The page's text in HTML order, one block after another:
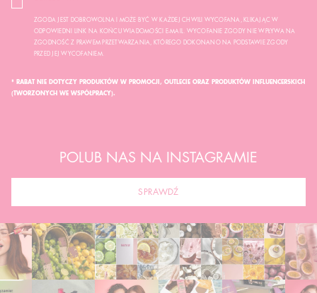
ZGODA JEST DOBROWOLNA I MOŻE BYĆ W KAŻDEJ CHWILI WYCOFANA, KLIKAJĄC W
ODPOWIEDNI LINK NA KOŃCU WIADOMOŚCI E-MAIL. WYCOFANIE ZGODY NIE WPŁYWA NA
ZGODNOŚĆ Z PRAWEM PRZETWARZANIA, KTÓREGO DOKONANO NA PODSTAWIE ZGODY
PRZED JEJ WYCOFANIEM.
* RABAT NIE DOTYCZY PRODUKTÓW W PROMOCJI, OUTLECIE ORAZ PRODUKTÓW INFLUENCERSKICH
(TWORZONYCH WE WSPÓŁPRACY).
POLUB NAS NA INSTAGRAMIE
SPRAWDŹ